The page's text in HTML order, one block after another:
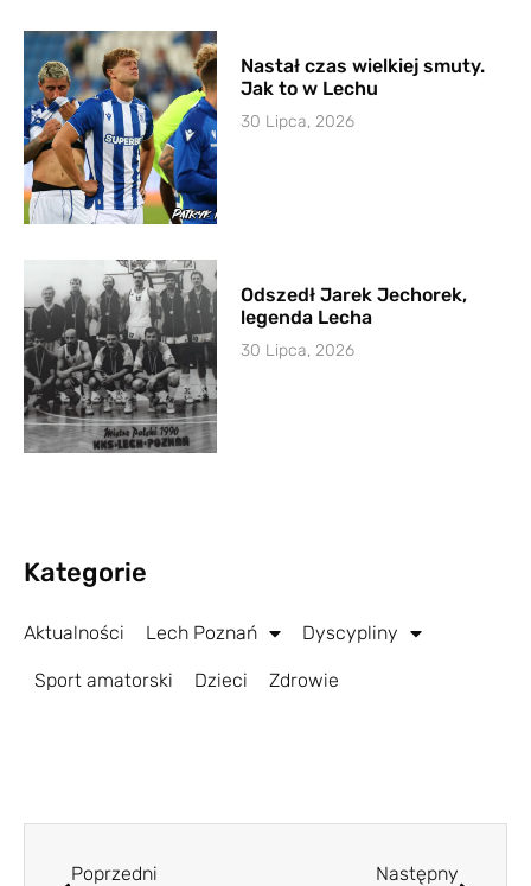
Nastał czas wielkiej smuty.
Jak to w Lechu
30 Lipca, 2026
Odszedł Jarek Jechorek,
legenda Lecha
30 Lipca, 2026
Kategorie
Aktualności Lech Poznań Dyscypliny
Sport amatorski Dzieci Zdrowie
Poprzedni Następny